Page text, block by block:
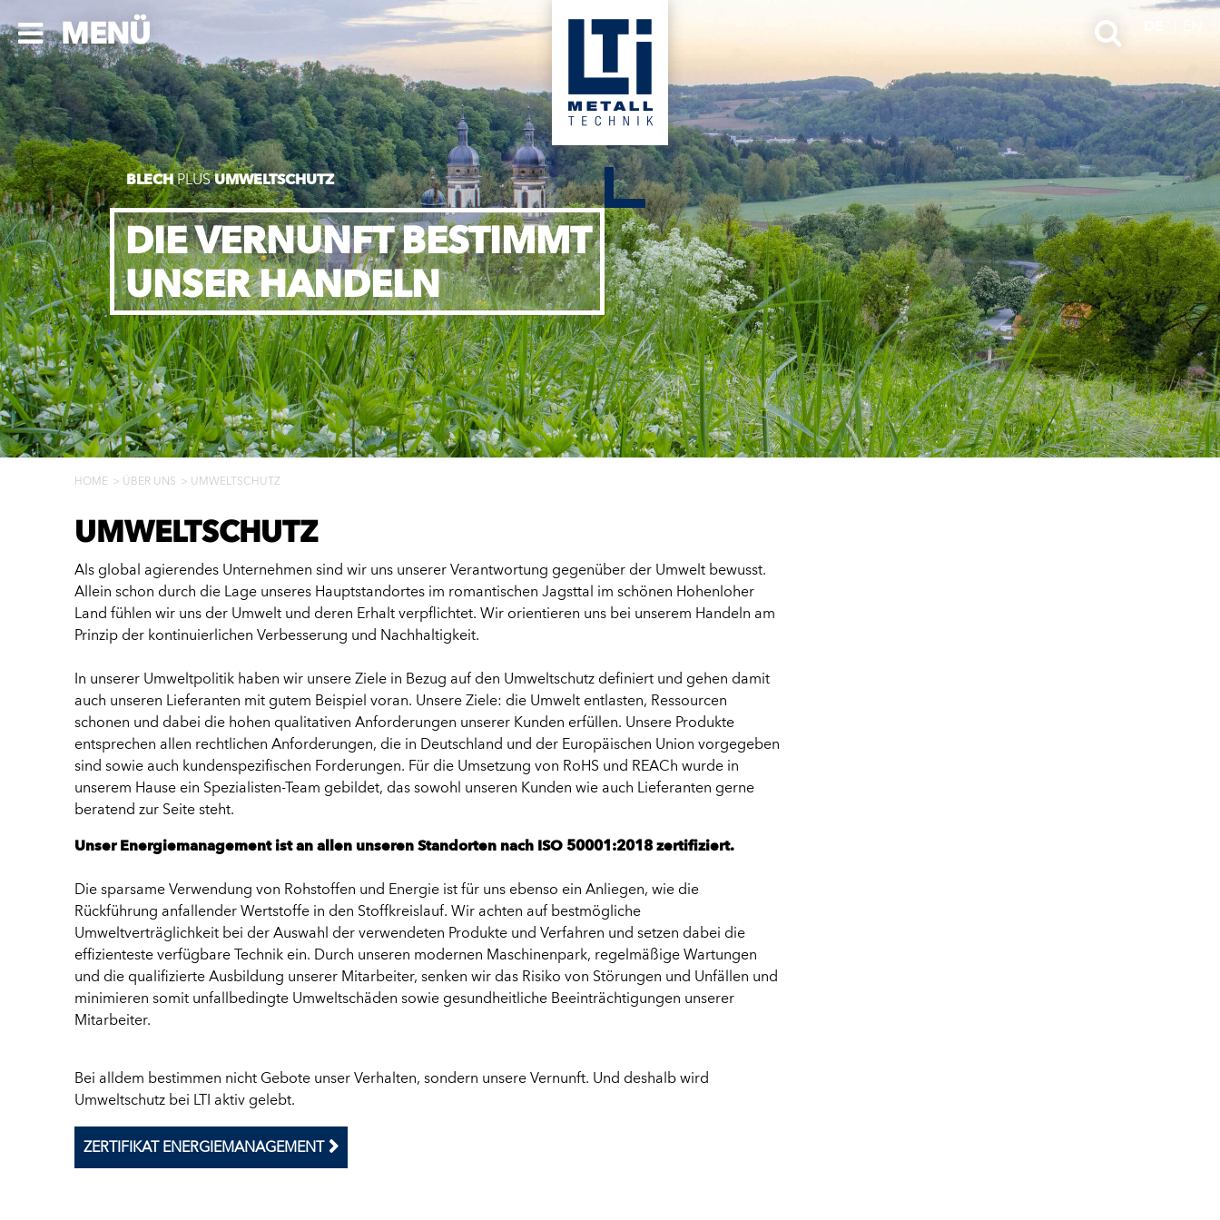
MENÜ
BLECHPLUSUMWELTSCHUTZ
DIE VERNUNFT BESTIMMT
UNSER HANDELN
HOME ÜBER UNS UMWELTSCHUTZ
UMWELTSCHUTZ
Als global agierendes Unternehmen sind wir uns unserer Verantwortung gegenüber der Umwelt bewusst.
Allein schon durch die Lage unseres Hauptstandortes im romantischen Jagsttal im schönen Hohenloher
Land fühlen wir uns der Umwelt und deren Erhalt verpflichtet. Wir orientieren uns bei unserem Handeln am
Prinzip der kontinuierlichen Verbesserung und Nachhaltigkeit.
In unserer Umweltpolitik haben wir unsere Ziele in Bezug auf den Umweltschutz definiert und gehen damit
auch unseren Lieferanten mit gutem Beispiel voran. Unsere Ziele: die Umwelt entlasten, Ressourcen
schonen und dabei die hohen qualitativen Anforderungen unserer Kunden erfüllen. Unsere Produkte
entsprechen allen rechtlichen Anforderungen, die in Deutschland und der Europäischen Union vorgegeben
sind sowie auch kundenspezifischen Forderungen. Für die Umsetzung von RoHS und REACh wurde in
unserem Hause ein Spezialisten-Team gebildet, das sowohl unseren Kunden wie auch Lieferanten gerne
beratend zur Seite steht.
Unser Energiemanagement ist an allen unseren Standorten nach ISO 50001:2018 zertifiziert.
Die sparsame Verwendung von Rohstoffen und Energie ist für uns ebenso ein Anliegen, wie die
Rückführung anfallender Wertstoffe in den Stoffkreislauf. Wir achten auf bestmögliche
Umweltverträglichkeit bei der Auswahl der verwendeten Produkte und Verfahren und setzen dabei die
effizienteste verfügbare Technik ein. Durch unseren modernen Maschinenpark, regelmäßige Wartungen
und die qualifizierte Ausbildung unserer Mitarbeiter, senken wir das Risiko von Störungen und Unfällen und
minimieren somit unfallbedingte Umweltschäden sowie gesundheitliche Beeinträchtigungen unserer
Mitarbeiter.
Bei alldem bestimmen nicht Gebote unser Verhalten, sondern unsere Vernunft. Und deshalb wird
Umweltschutz bei LTI aktiv gelebt.
ZERTIFIKAT ENERGIEMANAGEMENT